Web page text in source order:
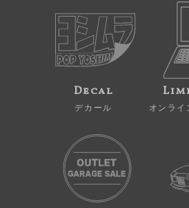
Decal
デカール オンライ